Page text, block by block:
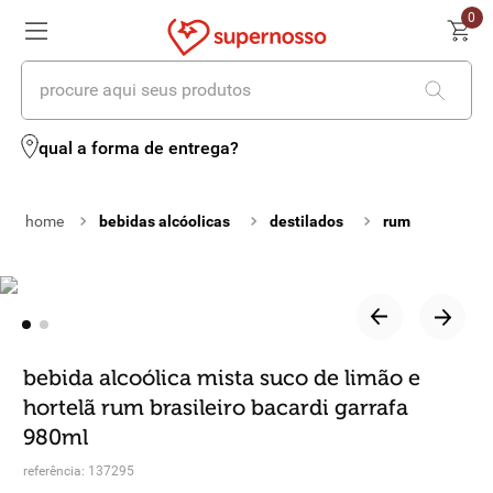
0
procure aqui seus produtos
qual a forma de entrega?
bebidas alcóolicas destilados rum
bebida alcoólica mista suco de limão e
hortelã rum brasileiro bacardi garrafa
980ml
referência: 137295
termos mais buscados
2º leite
5 vinhos
6º biscoito